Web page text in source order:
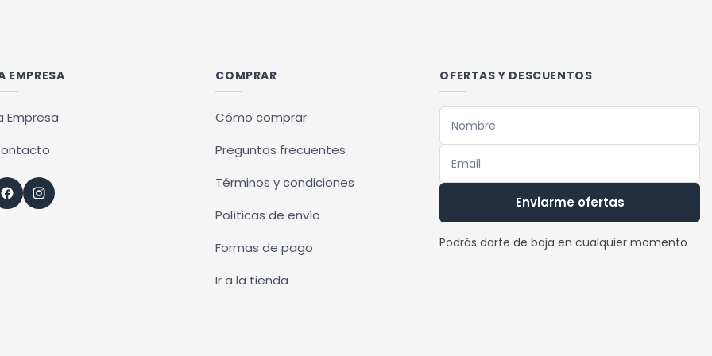
EMPRESA
Empresa
COMPRAR
Cómo comprar
Preguntas frecuentes
Términos y condiciones
Políticas de envío
Formas de pago
Ir a la tienda
OFERTAS Y DESCUENTOS
Enviarme ofertas
Podrás darte de baja en cualquier momento